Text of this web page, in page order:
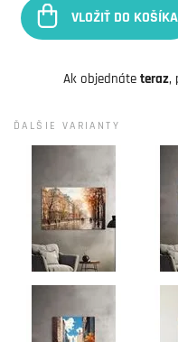
VLOŽIŤ DO KOŠÍKA
Ak objednáte teraz,
ĎALŠIE VARIANTY